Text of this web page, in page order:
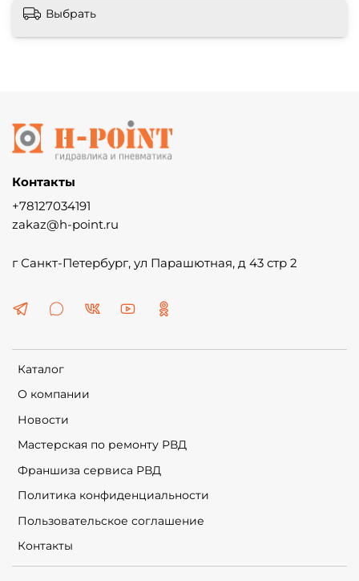
Выбрать
Каталог
О компании
Новости
Мастерская по ремонту РВД
Франшиза сервиса РВД
Политика конфиденциальности
Пользовательское соглашение
Контакты
Контакты
+78127034191
zakaz@h-point.ru
г Санкт-Петербург, ул Парашютная, д 43 стр 2